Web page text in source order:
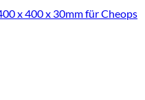
x 400 x 30mm für Cheops